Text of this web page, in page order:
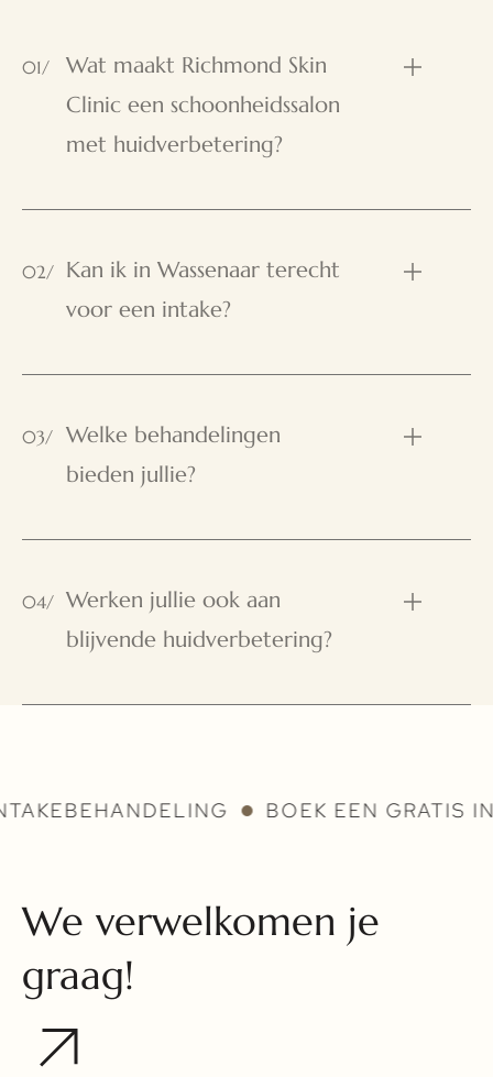
01/
Wat maakt Richmond Skin
Clinic een schoonheidssalon
met huidverbetering?
02/ Kan ik in Wassenaar terecht
voor een intake?
03/ Welke behandelingen
bieden jullie?
04/ Werken jullie ook aan
blijvende huidverbetering?
BOEK EEN GRATIS
We verwelkomen je
graag!